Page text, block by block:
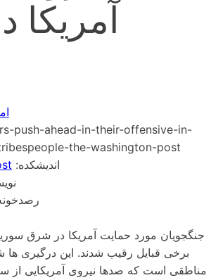
:اندیشکده
جنگجویان مورد حمایت آمریکا در شرق
برخی قبایل رقیب شدند. این درگیری ها